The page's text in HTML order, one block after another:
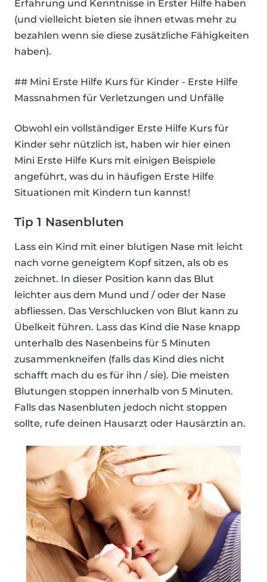
Erfahrung und Kenntnisse in Erster Hilfe haben
(und vielleicht bieten sie ihnen etwas mehr zu
bezahlen wenn sie diese zusätzliche Fähigkeiten
haben).
## Mini Erste Hilfe Kurs für Kinder - Erste Hilfe
Massnahmen für Verletzungen und Unfälle
Obwohl ein vollständiger Erste Hilfe Kurs für
Kinder sehr nützlich ist, haben wir hier einen
Mini Erste Hilfe Kurs mit einigen Beispiele
angeführt, was du in häufigen Erste Hilfe
Situationen mit Kindern tun kannst!
Tip 1 Nasenbluten
Lass ein Kind mit einer blutigen Nase mit leicht
nach vorne geneigtem Kopf sitzen, als ob es
zeichnet. In dieser Position kann das Blut
leichter aus dem Mund und / oder der Nase
abfliessen. Das Verschlucken von Blut kann zu
Übelkeit führen. Lass das Kind die Nase knapp
unterhalb des Nasenbeins für 5 Minuten
zusammenkneifen (falls das Kind dies nicht
schafft mach du es für ihn / sie). Die meisten
Blutungen stoppen innerhalb von 5 Minuten.
Falls das Nasenbluten jedoch nicht stoppen
sollte, rufe deinen Hausarzt oder Hausärztin an.